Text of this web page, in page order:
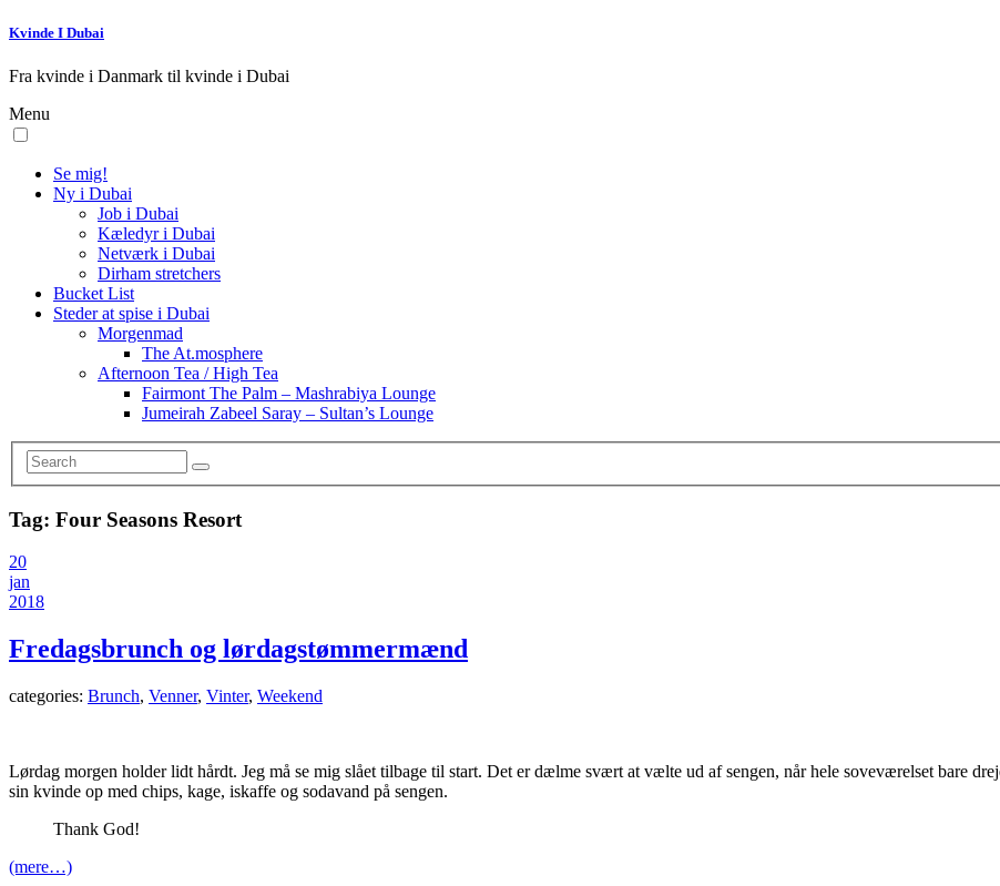
Kvinde I Dubai
Fra kvinde i Danmark til kvinde i Dubai
Menu
Se mig!
Ny i Dubai
Job i Dubai
Kæledyr i Dubai
Netværk i Dubai
Dirham stretchers
Bucket List
Steder at spise i Dubai
Morgenmad
The At.mosphere
Afternoon Tea / High Tea
Fairmont The Palm – Mashrabiya Lounge
Jumeirah Zabeel Saray – Sultan’s Lounge
Tag: Four Seasons Resort
20
jan
2018
Fredagsbrunch og lørdagstømmermænd
categories: Brunch, Venner, Vinter, Weekend
Lørdag morgen holder lidt hårdt. Jeg må se mig slået tilbage til start. Det er dælme svært at vælte ud af sengen, når hele soveværelset bare
sin kvinde op med chips, kage, iskaffe og sodavand på sengen.
Thank God!
(mere…)